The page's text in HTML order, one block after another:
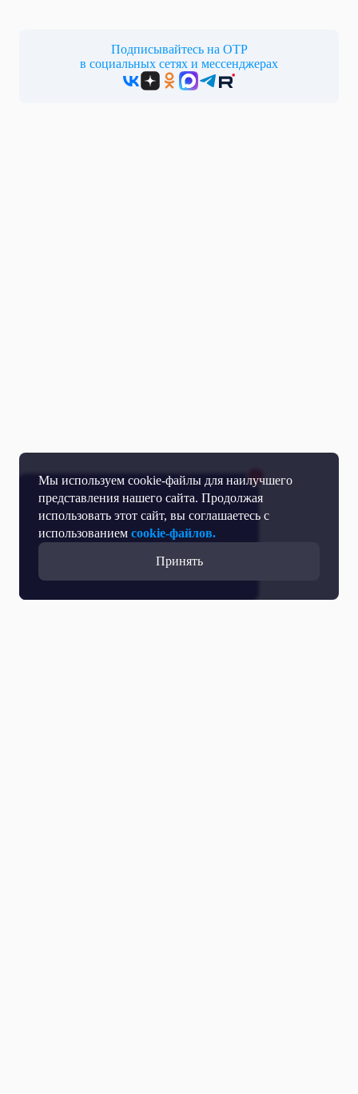
Мы используем cookie-файлы для наилучшего
представления нашего сайта. Продолжая
использовать этот сайт, вы соглашаетесь с
использованием cookie-файлов.
Принять
Подписывайтесь на ОТР
в социальных сетях и мессенджерах